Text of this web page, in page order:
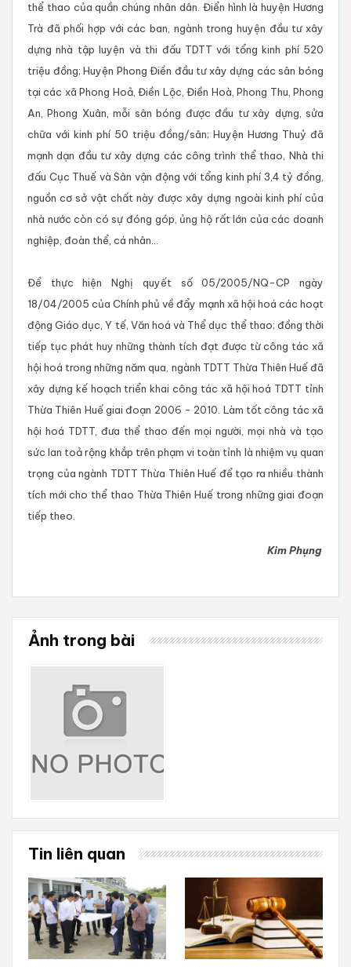
thể thao của quần chúng nhân dân. Điển hình là huyện Hương
Trà đã phối hợp với các ban, ngành trong huyện đầu tư xây
dựng nhà tập luyện và thi đấu TDTT với tổng kinh phí 520
triệu đồng; Huyện Phong Điền đầu tư xây dựng các sân bóng
tại các xã Phong Hoả, Điền Lộc, Điền Hoà, Phong Thu, Phong
An, Phong Xuân, mỗi sân bóng được đầu tư xây dựng, sửa
chữa với kinh phí 50 triệu đồng/sân; Huyện Hương Thuỷ đã
mạnh dạn đầu tư xây dựng các công trình thể thao, Nhà thi
đấu Cục Thuế và Sân vận động với tổng kinh phí 3,4 tỷ đồng,
nguồn cơ sở vật chất này được xây dựng ngoài kinh phí của
nhà nước còn có sự đóng góp, ủng hộ rất lớn của các doanh
nghiệp, đoàn thể, cá nhân...
Để thực hiện Nghị quyết số 05/2005/NQ-CP ngày
18/04/2005 của Chính phủ về đẩy mạnh xã hội hoá các hoạt
động Giáo dục, Y tế, Văn hoá và Thể dục thể thao; đồng thời
tiếp tục phát huy những thành tích đạt được từ công tác xã
hội hoá trong những năm qua, ngành TDTT Thừa Thiên Huế đã
xây dựng kế hoạch triển khai công tác xã hội hoá TDTT tỉnh
Thừa Thiên Huế giai đoạn 2006 - 2010. Làm tốt công tác xã
hội hoá TDTT, đưa thể thao đến mọi người, mọi nhà và tạo
sức lan toả rộng khắp trên phạm vi toàn tỉnh là nhiệm vụ quan
trọng của ngành TDTT Thừa Thiên Huế để tạo ra nhiều thành
tích mới cho thể thao Thừa Thiên Huế trong những giai đoạn
tiếp theo.
Kim Phụng
Ảnh trong bài
Tin liên quan